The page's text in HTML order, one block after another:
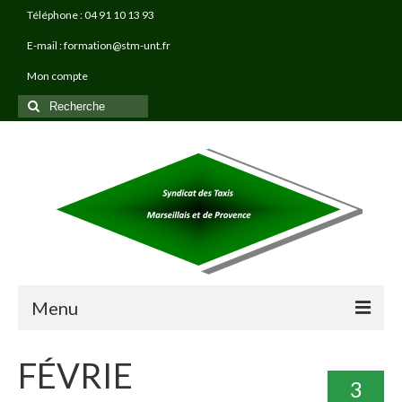
Téléphone : 04 91 10 13 93
E-mail : formation@stm-unt.fr
Mon compte
Rechercher
:
Menu
À PROPOS
TAXI PRO FORMATIONS 3
FÉVRIE